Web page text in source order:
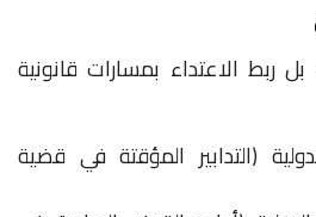
بل ربط الاعتداء بمسارات قانونية
(التدابير المؤقتة في قضية